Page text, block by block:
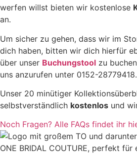
werfen willst bieten wir kostenlose
an.
Um sicher zu gehen, dass wir im
dich haben, bitten wir dich hierfür
über unser Buchungstool zu
uns anzurufen unter 0152-28779418.
Unser 20 minütiger
selbstverständlich kostenlos und
Noch Fragen? Alle FAQs findet ihr